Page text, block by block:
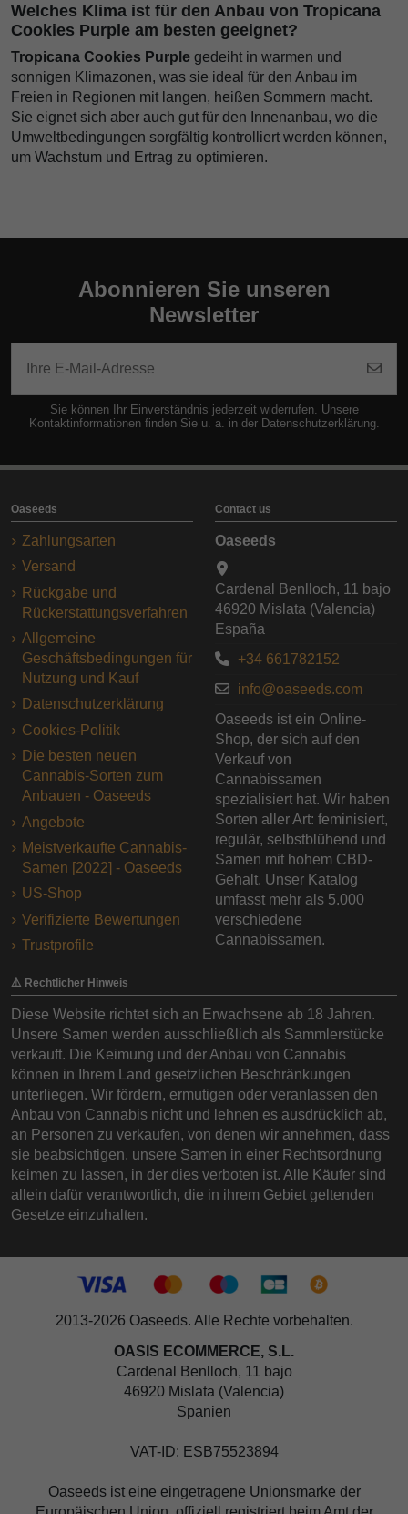
Welches Klima ist für den Anbau von Tropicana
Cookies Purple am besten geeignet?
Tropicana Cookies Purple gedeiht in warmen und
sonnigen Klimazonen, was sie ideal für den Anbau im
Freien in Regionen mit langen, heißen Sommern macht.
Sie eignet sich aber auch gut für den Innenanbau, wo die
Umweltbedingungen sorgfältig kontrolliert werden können,
um Wachstum und Ertrag zu optimieren.
Abonnieren Sie unseren
Newsletter
Sie können Ihr Einverständnis jederzeit widerrufen. Unsere
Kontaktinformationen finden Sie u. a. in der Datenschutzerklärung.
Oaseeds
Zahlungsarten
Versand
Rückgabe und
Rückerstattungsverfahren
Allgemeine
Geschäftsbedingungen für
Nutzung und Kauf
Datenschutzerklärung
Cookies-Politik
Die besten neuen
Cannabis-Sorten zum
Anbauen - Oaseeds
Angebote
Meistverkaufte Cannabis-
Samen [2022] - Oaseeds
US-Shop
Verifizierte Bewertungen
Trustprofile
Contact us
Oaseeds
Cardenal Benlloch, 11 bajo
46920 Mislata (Valencia)
España
+34 661782152
info@oaseeds.com
Oaseeds ist ein Online-
Shop, der sich auf den
Verkauf von
Cannabissamen
spezialisiert hat. Wir haben
Sorten aller Art: feminisiert,
regulär, selbstblühend und
Samen mit hohem CBD-
Gehalt. Unser Katalog
umfasst mehr als 5.000
verschiedene
Cannabissamen.
⚠️ Rechtlicher Hinweis
Diese Website richtet sich an Erwachsene ab 18 Jahren.
Unsere Samen werden ausschließlich als Sammlerstücke
verkauft. Die Keimung und der Anbau von Cannabis
können in Ihrem Land gesetzlichen Beschränkungen
unterliegen. Wir fördern, ermutigen oder veranlassen den
Anbau von Cannabis nicht und lehnen es ausdrücklich ab,
an Personen zu verkaufen, von denen wir annehmen, dass
sie beabsichtigen, unsere Samen in einer Rechtsordnung
keimen zu lassen, in der dies verboten ist. Alle Käufer sind
allein dafür verantwortlich, die in ihrem Gebiet geltenden
Gesetze einzuhalten.
2013-2026 Oaseeds. Alle Rechte vorbehalten.
OASIS ECOMMERCE, S.L.
Cardenal Benlloch, 11 bajo
46920 Mislata (Valencia)
Spanien
VAT-ID: ESB75523894
Oaseeds ist eine eingetragene Unionsmarke der